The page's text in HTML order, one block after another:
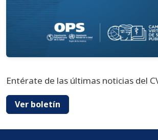
Entérate de las últimas noticias del
Ver boletín